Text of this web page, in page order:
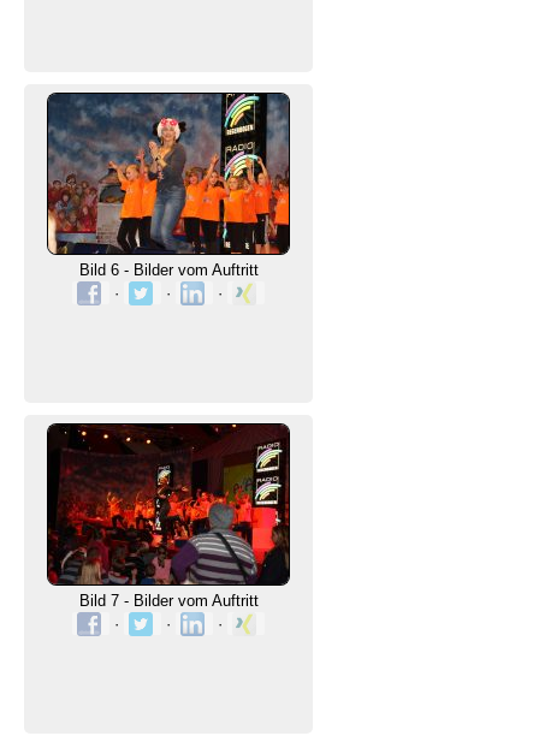
Bild 6 - Bilder vom Auftritt
·
· ·
Bild 7 - Bilder vom Auftritt
·
· ·